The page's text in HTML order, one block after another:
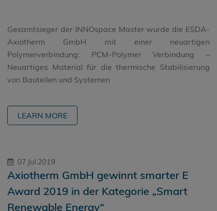
Gesamtsieger der INNOspace Master wurde die ESDA-
Axiotherm GmbH mit einer neuartigen
Polymerverbindung: PCM-Polymer Verbindung –
Neuartiges Material für die thermische Stabilisierung
von Bauteilen und Systemen
LEARN MORE
07.Jul.2019
Axiotherm GmbH gewinnt smarter E
Award 2019 in der Kategorie „Smart
Renewable Energy“